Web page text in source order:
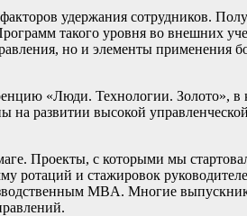
удержания сотрудников.
такого уровня во внешних
но и элементы применения
«Люди. Технологии. Золото», в
на развитии высокой
Проекты, с которыми мы
ротаций и стажировок
MBA. Многие